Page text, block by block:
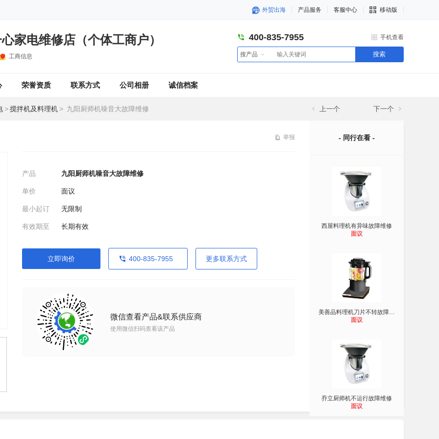
外贸出海 产品服务 客服中心 移动版
家电维修店（个体工商户）
工商信息
400-835-7955 手机查看
搜产品 搜索
荣誉资质 联系方式 公司相册 诚信档案
>搅拌机及料理机 > 九阳厨师机噪音大故障维修 上一个 下一个
举报
产品 九阳厨师机噪音大故障维修
单价 面议
最小起订 无限制
有效期至 长期有效
立即询价 400-835-7955 更多联系方式
微信查看产品&联系供应商
使用微信扫码查看该产品
- 同行在看 -
西屋料理机有异味故障维修
面议
美善品料理机刀片不转故障维修
面议
乔立厨师机不运行故障维修
面议